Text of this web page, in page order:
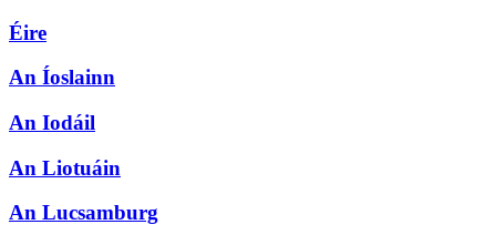
Éire
An Íoslainn
An Iodáil
An Liotuáin
An Lucsamburg